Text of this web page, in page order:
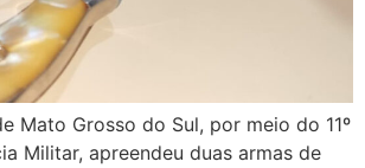
Mato Grosso do Sul, por meio do 11º
Militar, apreendeu duas armas de